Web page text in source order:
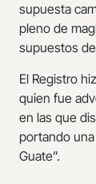
supuesta
pleno de
supuestos
El Registro
quien fue
en las que
portando
Guate”.